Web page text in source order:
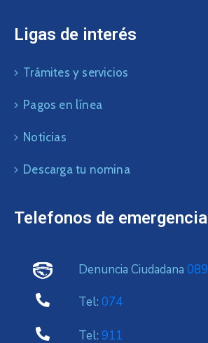
Ligas de interés
Trámites y servicios
Pagos en línea
Noticias
Descarga tu nomina
Telefonos de emergencia
Denuncia Ciudadana 089
Tel: 074
Tel: 911